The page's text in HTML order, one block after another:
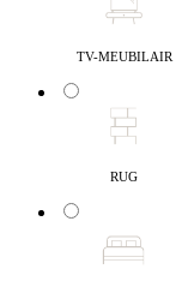
TV-MEUBILAIR
RUG